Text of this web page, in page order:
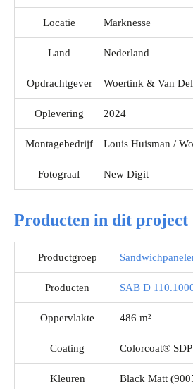
Locatie Marknesse
Land Nederland
Opdrachtgever Woertink & Van
Oplevering 2024
Montagebedrijf Louis Huisman /
Fotograaf New Digit
Producten in dit project
Productgroep
Producten SAB D
Oppervlakte 486 m²
Coating Colorcoat®
Kleuren Black Matt